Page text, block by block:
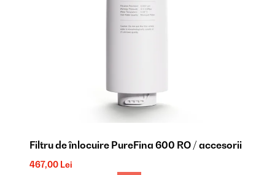
Filtru de înlocuire PureFina 600 RO / accesorii
467,00 Lei